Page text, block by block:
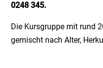
0248 345.
Die Kursgruppe mit rund
gemischt nach Alter,